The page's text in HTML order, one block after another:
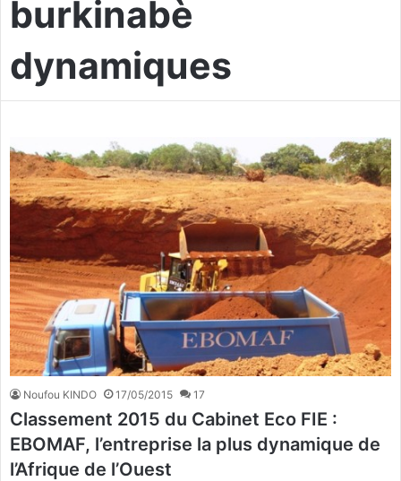
burkinabè
dynamiques
Noufou KINDO 17/05/2015 17
Classement 2015 du Cabinet Eco FIE :
EBOMAF, l’entreprise la plus dynamique de
l’Afrique de l’Ouest